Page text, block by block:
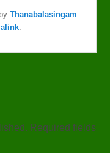
byThanabalasingam
.
Required fields